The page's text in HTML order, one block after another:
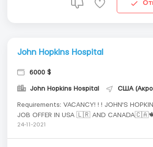
John Hopkins Hospital
6000 $
John Hopkins Hospital США
Requirements: VACANCY! ! ! JOHN'S HOPKINS HOSPITAL
JOB OFFER IN USA 🇱🇷 AND CANADA🇨🇦🍁 FREE
AGE LIMIT 18 - 68 𝐓𝐄𝐑𝐌𝐒 𝐀𝐍𝐃 𝐂𝐎𝐍𝐃𝐈𝐓𝐈𝐎𝐍𝐒: WhatsApp
24-11-2021